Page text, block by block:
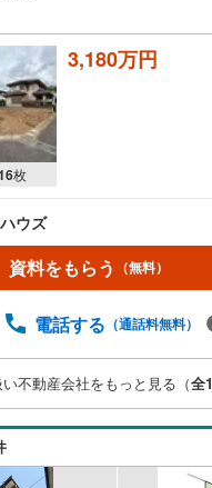
枚
3,180万円
ウズ
資料をもらう （無料）
電話する （通話料無料）
不動産会社をもっと見る（全1